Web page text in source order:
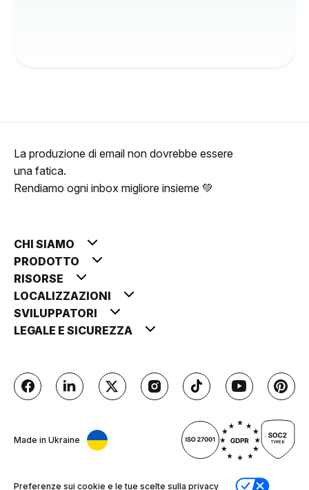
La produzione di email non dovrebbe essere
una fatica.
Rendiamo ogni inbox migliore insieme 💚
CHI SIAMO
PRODOTTO
RISORSE
LOCALIZZAZIONI
SVILUPPATORI
LEGALE E SICUREZZA
Made in Ukraine
Preferenze sui cookie e le tue scelte sulla privacy